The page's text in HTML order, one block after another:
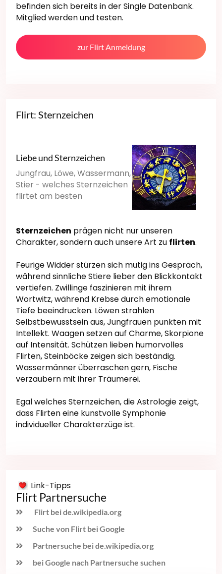
befinden sich bereits in der Single Datenbank.
Mitglied werden und testen.
zur Flirt Anmeldung
Flirt: Sternzeichen
Liebe und Sternzeichen
Jungfrau, Löwe, Wassermann,
Stier - welches Sternzeichen
flirtet am besten
Sternzeichen prägen nicht nur unseren
Charakter, sondern auch unsere Art zu flirten.
Feurige Widder stürzen sich mutig ins Gespräch,
während sinnliche Stiere lieber den Blickkontakt
vertiefen. Zwillinge faszinieren mit ihrem
Wortwitz, während Krebse durch emotionale
Tiefe beeindrucken. Löwen strahlen
Selbstbewusstsein aus, Jungfrauen punkten mit
Intellekt. Waagen setzen auf Charme, Skorpione
auf Intensität. Schützen lieben humorvolles
Flirten, Steinböcke zeigen sich beständig.
Wassermänner überraschen gern, Fische
verzaubern mit ihrer Träumerei.
Egal welches Sternzeichen, die Astrologie zeigt,
dass Flirten eine kunstvolle Symphonie
individueller Charakterzüge ist.
Link-Tipps
Flirt Partnersuche
Flirt bei de.wikipedia.org
Suche von Flirt bei Google
Partnersuche bei de.wikipedia.org
bei Google nach Partnersuche suchen